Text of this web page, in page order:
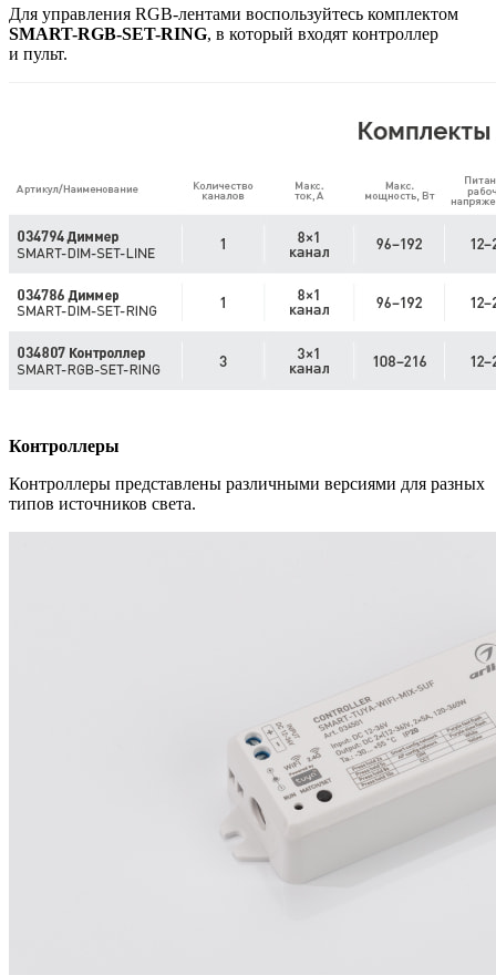
Для управления RGB-лентами воспользуйтесь комплектом
SMART-RGB-SET-RING, в который входят контроллер
и пульт.
Контроллеры
Контроллеры представлены различными версиями для разных
типов источников света.